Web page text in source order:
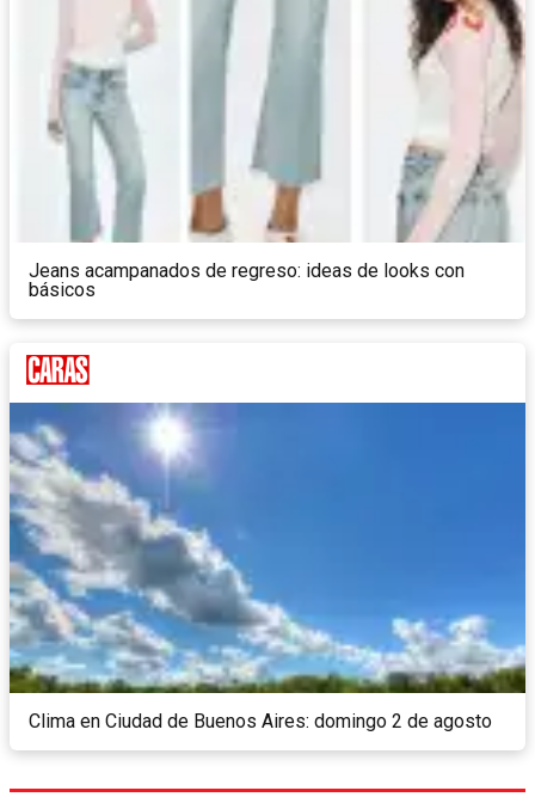
Jeans acampanados de regreso: ideas de looks con
básicos
Clima en Ciudad de Buenos Aires: domingo 2 de agosto